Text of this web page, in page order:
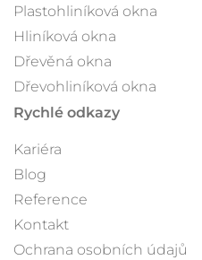
Plastohliníková okna
Hliníková okna
Dřevěná okna
Dřevohliníková okna
Rychlé odkazy
Kariéra
Blog
Reference
Kontakt
Ochrana osobních údajů